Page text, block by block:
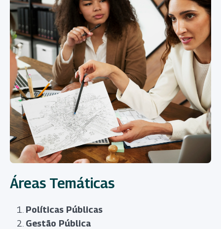
Áreas Temáticas
Políticas Públicas
Gestão Pública